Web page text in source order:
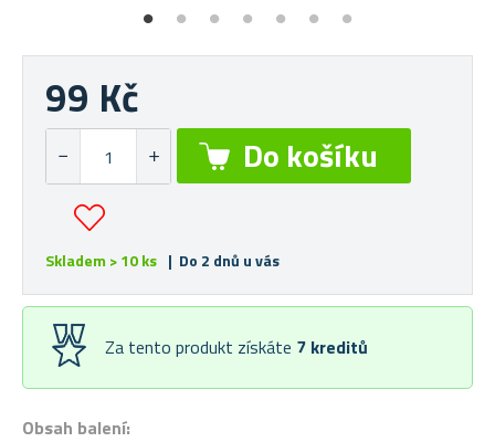
Obsah balení:
99 Kč
Skladem > 10 ks | Do 2 dnů u vás
Za tento produkt získáte 7 kreditů